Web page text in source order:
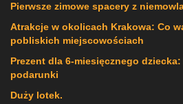
Pierwsze zimowe spacery z
Atrakcje w okolicach Krakowa: Co
pobliskich miejscowościach
Prezent dla 6-miesięcznego
podarunki
Duży lotek.